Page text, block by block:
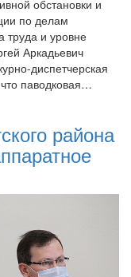
обстановки и
по делам
труда и уровне
Аркадьевич
диспетчерская
паводковая…
района